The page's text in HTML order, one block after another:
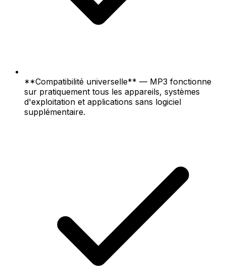
**Compatibilité universelle** — MP3 fonctionne
sur pratiquement tous les appareils, systèmes
d'exploitation et applications sans logiciel
supplémentaire.